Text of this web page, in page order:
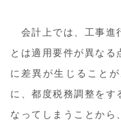
会計上では、工事進
とは適用要件が異なる
に差異が生じること
に、都度税務調整をす
なってしまうことから